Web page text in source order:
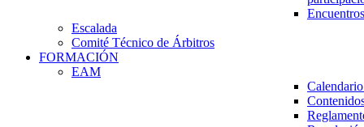
Escalada
Comité Técnico de Árbitros
FORMACIÓN
EAM